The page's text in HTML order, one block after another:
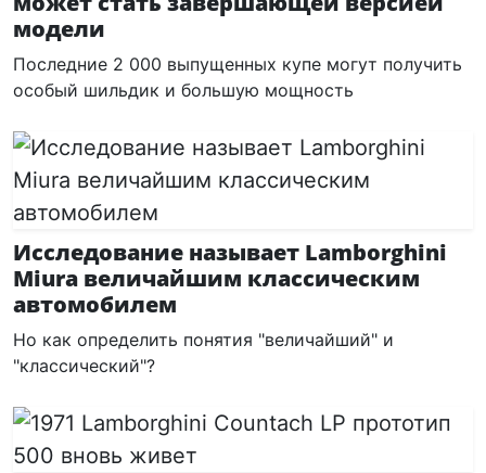
модели
Последние 2 000 выпущенных купе могут получить
особый шильдик и большую мощность
Исследование называет Lamborghini
Miura величайшим классическим
автомобилем
Но как определить понятия "величайший" и
"классический"?